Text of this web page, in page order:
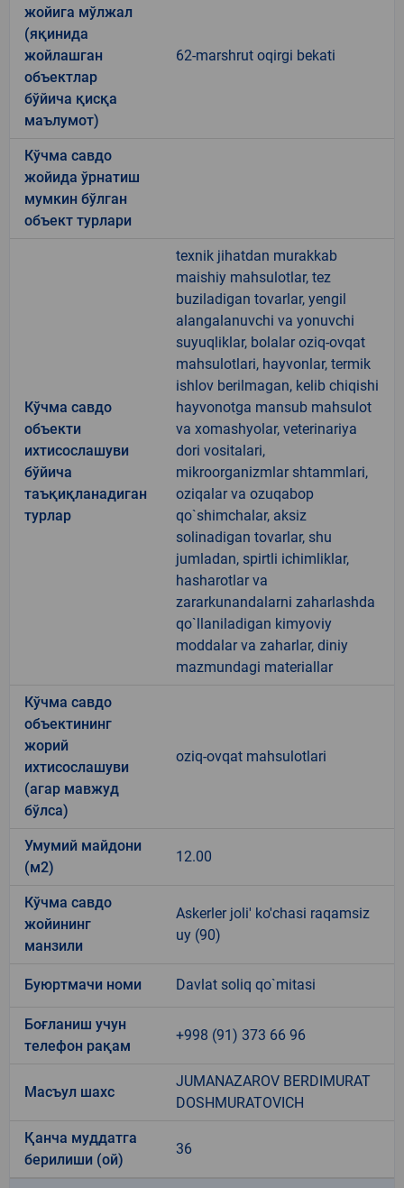
жойига мўлжал
(яқинида
жойлашган
объектлар
бўйича қисқа
маълумот)
62-marshrut oqirgi bekati
Кўчма савдо
жойида ўрнатиш
мумкин бўлган
объект турлари
Кўчма савдо
объекти
ихтисослашуви
бўйича
таъқиқланадиган
турлар
texnik jihatdan murakkab
maishiy mahsulotlar, tez
buziladigan tovarlar, yengil
alangalanuvchi va yonuvchi
suyuqliklar, bolalar oziq-ovqat
mahsulotlari, hayvonlar, termik
ishlov berilmagan, kelib chiqishi
hayvonotga mansub mahsulot
va xomashyolar, veterinariya
dori vositalari,
mikroorganizmlar shtammlari,
oziqalar va ozuqabop
qo`shimchalar, aksiz
solinadigan tovarlar, shu
jumladan, spirtli ichimliklar,
hasharotlar va
zararkunandalarni zaharlashda
qo`llaniladigan kimyoviy
moddalar va zaharlar, diniy
mazmundagi materiallar
Кўчма савдо
объектининг
жорий
ихтисослашуви
(агар мавжуд
бўлса)
oziq-ovqat mahsulotlari
Умумий майдони
(м2)
12.00
Кўчма савдо
жойининг
манзили
Askerler joli' ko'chasi raqamsiz
uy (90)
Буюртмачи номи Davlat soliq qo`mitasi
Боғланиш учун
телефон рақам
+998 (91) 373 66 96
Масъул шахс
JUMANAZAROV BERDIMURAT
DOSHMURATOVICH
Қанча муддатга
берилиши (ой)
36